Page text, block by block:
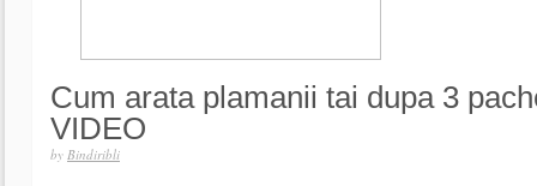
Cum arata plamanii tai dupa 3
VIDEO
by Bindiribli